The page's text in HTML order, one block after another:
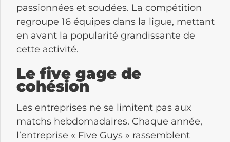
passionnées et soudées. La compétition
regroupe 16 équipes dans la ligue, mettant
en avant la popularité grandissante de
cette activité.
Le five gage de
cohésion
Les entreprises ne se limitent pas aux
matchs hebdomadaires. Chaque année,
l’entreprise « Five Guys » rassemblent